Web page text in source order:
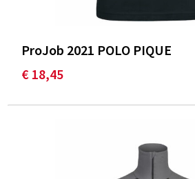
ProJob 2021 POLO PIQUE
€ 18,45